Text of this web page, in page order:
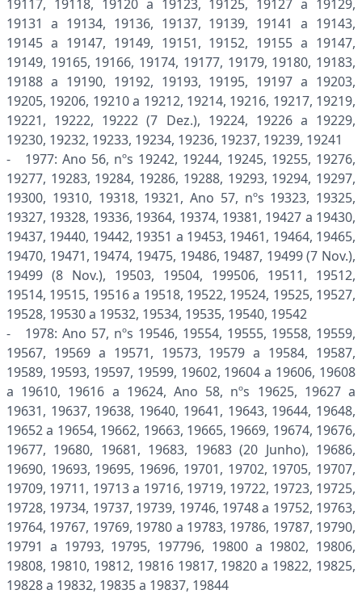
19117, 19118, 19120 a 19123, 19125, 19127 a 19129,
19131 a 19134, 19136, 19137, 19139, 19141 a 19143,
19145 a 19147, 19149, 19151, 19152, 19155 a 19147,
19149, 19165, 19166, 19174, 19177, 19179, 19180, 19183,
19188 a 19190, 19192, 19193, 19195, 19197 a 19203,
19205, 19206, 19210 a 19212, 19214, 19216, 19217, 19219,
19221, 19222, 19222 (7 Dez.), 19224, 19226 a 19229,
19230, 19232, 19233, 19234, 19236, 19237, 19239, 19241
- 1977: Ano 56, nºs 19242, 19244, 19245, 19255, 19276,
19277, 19283, 19284, 19286, 19288, 19293, 19294, 19297,
19300, 19310, 19318, 19321, Ano 57, nºs 19323, 19325,
19327, 19328, 19336, 19364, 19374, 19381, 19427 a 19430,
19437, 19440, 19442, 19351 a 19453, 19461, 19464, 19465,
19470, 19471, 19474, 19475, 19486, 19487, 19499 (7 Nov.),
19499 (8 Nov.), 19503, 19504, 199506, 19511, 19512,
19514, 19515, 19516 a 19518, 19522, 19524, 19525, 19527,
19528, 19530 a 19532, 19534, 19535, 19540, 19542
- 1978: Ano 57, nºs 19546, 19554, 19555, 19558, 19559,
19567, 19569 a 19571, 19573, 19579 a 19584, 19587,
19589, 19593, 19597, 19599, 19602, 19604 a 19606, 19608
a 19610, 19616 a 19624, Ano 58, nºs 19625, 19627 a
19631, 19637, 19638, 19640, 19641, 19643, 19644, 19648,
19652 a 19654, 19662, 19663, 19665, 19669, 19674, 19676,
19677, 19680, 19681, 19683, 19683 (20 Junho), 19686,
19690, 19693, 19695, 19696, 19701, 19702, 19705, 19707,
19709, 19711, 19713 a 19716, 19719, 19722, 19723, 19725,
19728, 19734, 19737, 19739, 19746, 19748 a 19752, 19763,
19764, 19767, 19769, 19780 a 19783, 19786, 19787, 19790,
19791 a 19793, 19795, 197796, 19800 a 19802, 19806,
19808, 19810, 19812, 19816 19817, 19820 a 19822, 19825,
19828 a 19832, 19835 a 19837, 19844